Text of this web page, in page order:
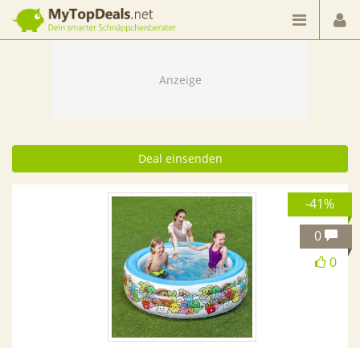
Dein smarter Schnäppchenberater
Deal einsenden
-41%
0
0